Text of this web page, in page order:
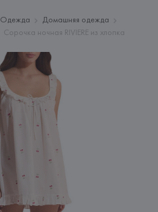
Одежда
Домашняя одежда
Сорочка ночная RIVIERE из хлопка